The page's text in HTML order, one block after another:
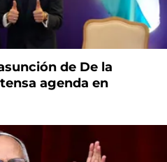
de De la
agenda en